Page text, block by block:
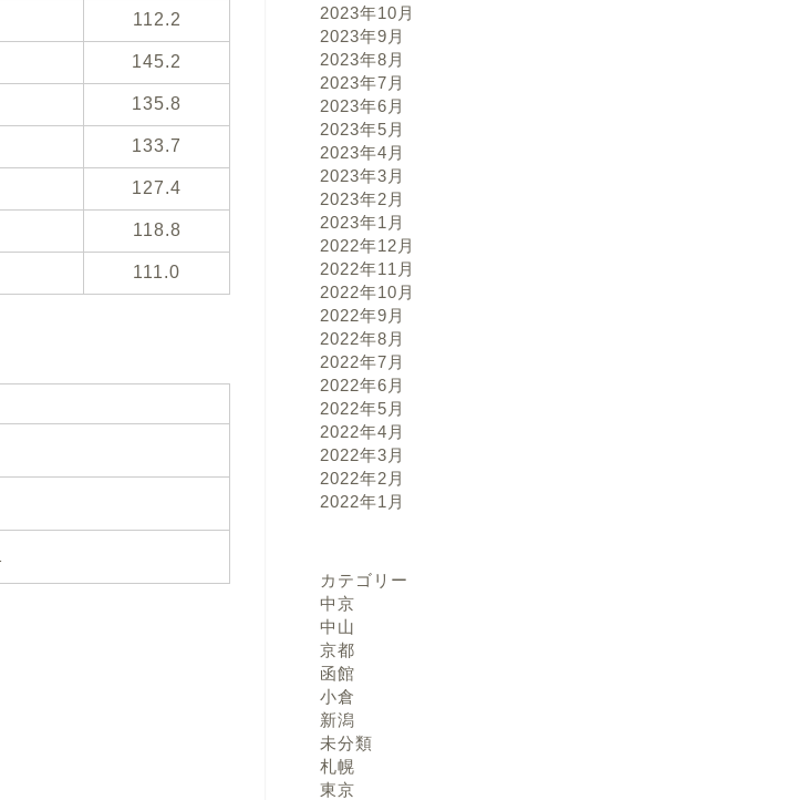
112.2
145.2
135.8
133.7
127.4
118.8
111.0
2023年10月
2023年9月
2023年8月
2023年7月
2023年6月
2023年5月
2023年4月
2023年3月
2023年2月
2023年1月
2022年12月
2022年11月
2022年10月
2022年9月
2022年8月
2022年7月
2022年6月
2022年5月
2022年4月
2022年3月
2022年2月
2022年1月
カテゴリー
中京
中山
京都
函館
小倉
新潟
未分類
札幌
東京